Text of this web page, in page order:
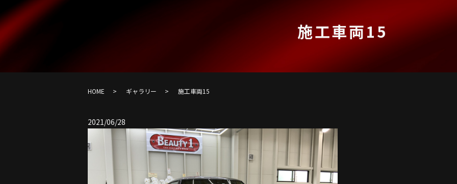
施工車両15
HOME ギャラリー 施工車両15
2021/06/28